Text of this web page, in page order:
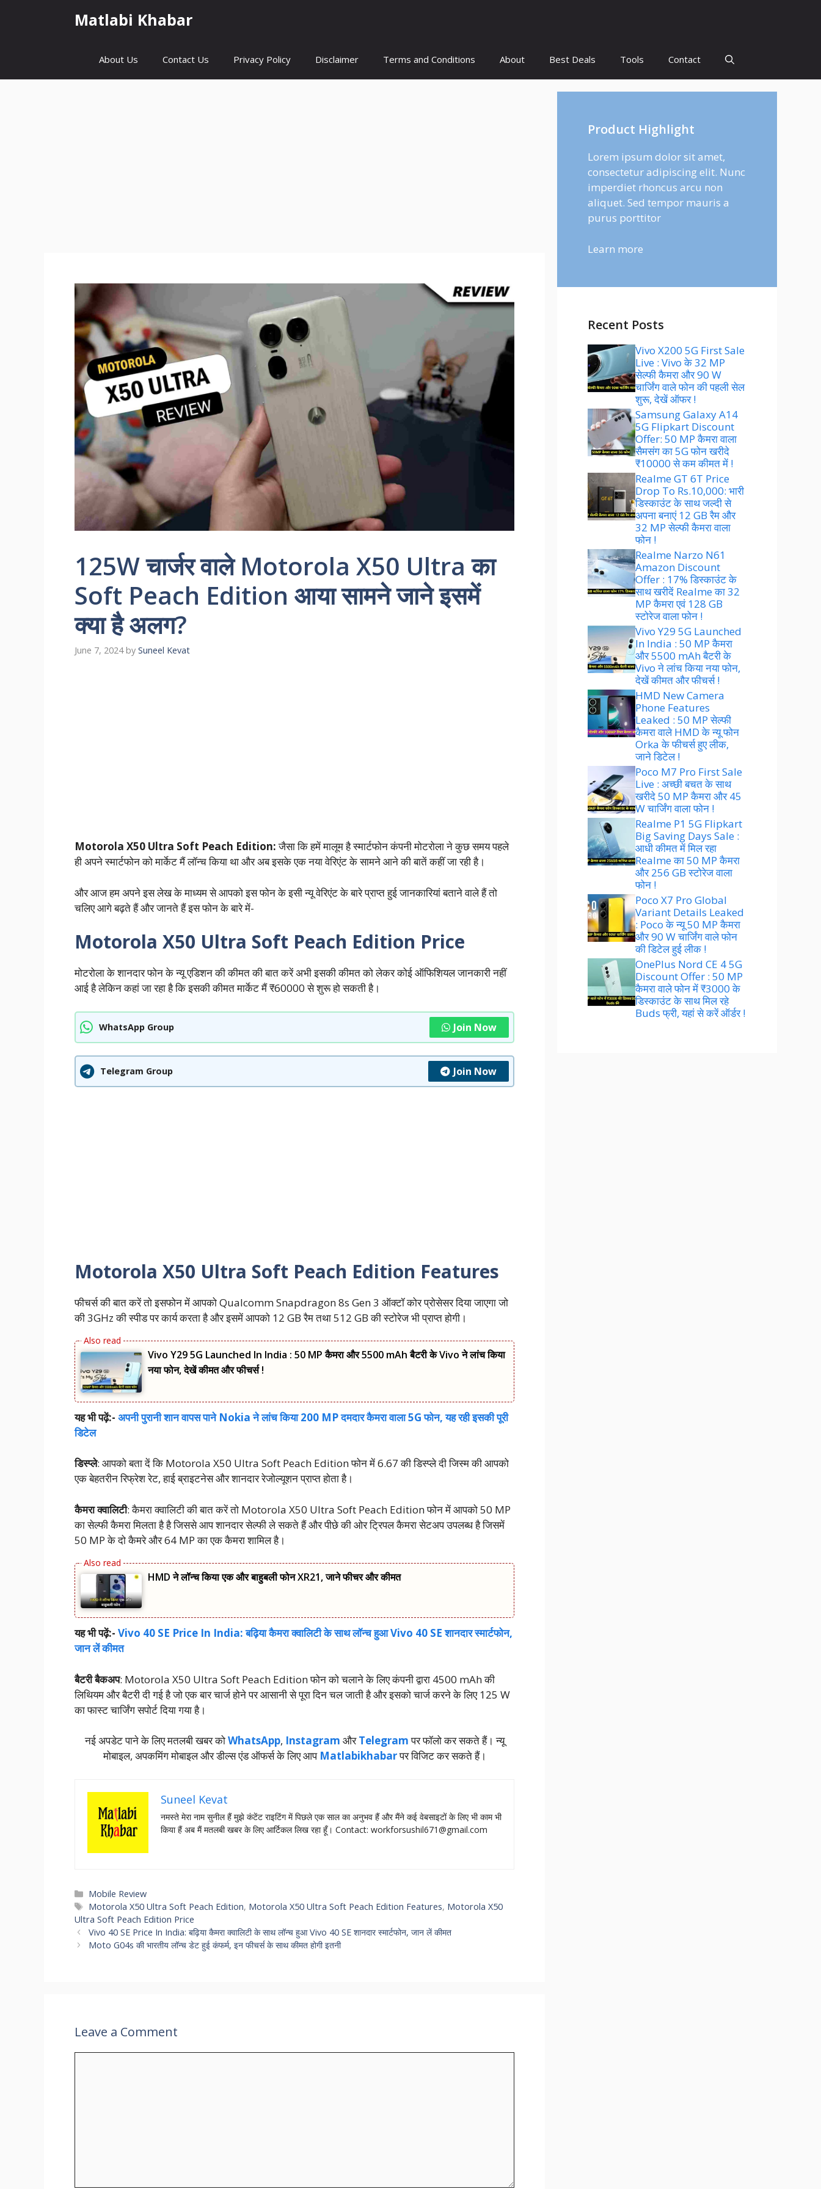
Matlabi Khabar
About Us Contact Us Privacy Policy Disclaimer Terms and Conditions About Best Deals Tools Contact
125W चार्जर वाले Motorola X50 Ultra का
Soft Peach Edition आया सामने जाने इसमें
क्या है अलग?
June 7, 2024 by Suneel Kevat
Motorola X50 Ultra Soft Peach Edition:जैसा कि हमें मालूम है स्मार्टफोन कंपनी मोटरोला ने कुछ समय पहले
ही अपने स्मार्टफोन को मार्केट मैं लॉन्च किया था और अब इसके एक नया वेरिएंट के सामने आने की बातें कहीं जा रही है।
और आज हम अपने इस लेख के माध्यम से आपको इस फोन के इसी न्यू वेरिएंट के बारे प्राप्त हुई जानकारियां बताने वाले हैं तो
चलिए आगे बढ़ते हैं और जानते हैं इस फोन के बारे में-
Motorola X50 Ultra Soft Peach Edition Price
मोटरोला के शानदार फोन के न्यू एडिशन की कीमत की बात करें अभी इसकी कीमत को लेकर कोई ऑफिशियल जानकारी नहीं
आई है लेकिन कहां जा रहा है कि इसकी कीमत मार्केट मैं ₹60000 से शुरू हो सकती है।
WhatsApp Group Join Now
Telegram Group Join Now
Motorola X50 Ultra Soft Peach Edition Features
फीचर्स की बात करें तो इसफोन में आपको Qualcomm Snapdragon 8s Gen 3 ऑक्टॉ कोर प्रोसेसर दिया जाएगा जो
की 3GHz की स्पीड पर कार्य करता है और इसमें आपको 12 GB रैम तथा 512 GB की स्टोरेज भी प्राप्त होगी।
Vivo Y29 5G Launched In India : 50 MP कैमरा और 5500 mAh बैटरी के Vivo ने लांच किया
नया फोन, देखें कीमत और फीचर्स !
यह भी पढ़ें:- अपनी पुरानी शान वापस पाने Nokia ने लांच किया 200 MP दमदार कैमरा वाला 5G फोन, यह रही इसकी पूरी
डिटेल
डिस्प्ले: आपको बता दें कि Motorola X50 Ultra Soft Peach Edition फोन में 6.67 की डिस्प्ले दी जिस्म की आपको
एक बेहतरीन रिफ्रेश रेट, हाई ब्राइटनेस और शानदार रेजोल्यूशन प्राप्त होता है।
कैमरा क्वालिटी: कैमरा क्वालिटी की बात करें तो Motorola X50 Ultra Soft Peach Edition फोन में आपको 50 MP
का सेल्फी कैमरा मिलता है है जिससे आप शानदार सेल्फी ले सकते हैं और पीछे की ओर ट्रिपल कैमरा सेटअप उपलब्ध है जिसमें
50 MP के दो कैमरे और 64 MP का एक कैमरा शामिल है।
HMD ने लॉन्च किया एक और बाहुबली फोन XR21, जाने फीचर और कीमत
यह भी पढ़ें:- Vivo 40 SE Price In India: बढ़िया कैमरा क्वालिटी के साथ लॉन्च हुआ Vivo 40 SE शानदार स्मार्टफोन,
जान लें कीमत
बैटरी बैकअप: Motorola X50 Ultra Soft Peach Edition फोन को चलाने के लिए कंपनी द्वारा 4500 mAh की
लिथियम और बैटरी दी गई है जो एक बार चार्ज होने पर आसानी से पूरा दिन चल जाती है और इसको चार्ज करने के लिए 125 W
का फास्ट चार्जिंग सपोर्ट दिया गया है।
नई अपडेट पाने के लिए मतलबी खबर कोWhatsApp, Instagram औरTelegramपर फॉलो कर सकते हैं। न्‍यू
मोबाइल, अपकमिंग मोबाइल और डील्‍स एंड ऑफर्स के लिए आप Matlabikhabarपर विजिट कर सकते हैं।
Suneel Kevat
नमस्‍ते मेरा नाम सुनील हैं मुझे कंटेंट राइटिंग में पिछले एक साल का अनुभव हैं और मैंने कई वेबसाइटों के लिए भी काम भी
किया हैं अब मैं मतलबी खबर के लिए आर्टिकल लिख रहा हूँ। Contact: workforsushil671@gmail.com
Categories
Mobile Review
Tags
Motorola X50 Ultra Soft Peach Edition, Motorola X50 Ultra Soft Peach Edition Features, Motorola X50
Ultra Soft Peach Edition Price
Vivo 40 SE Price In India: बढ़िया कैमरा क्वालिटी के साथ लॉन्च हुआ Vivo 40 SE शानदार स्मार्टफोन, जान लें कीमत
Moto G04s की भारतीय लॉन्च डेट हुई कंफर्म, इन फीचर्स के साथ कीमत होगी इतनी
Leave a Comment
Product Highlight
Lorem ipsum dolor sit amet,
consectetur adipiscing elit. Nunc
imperdiet rhoncus arcu non
aliquet. Sed tempor mauris a
purus porttitor
Learn more
Recent Posts
Vivo X200 5G First Sale
Live : Vivo के 32 MP
सेल्फी कैमरा और 90 W
चार्जिंग वाले फोन की पहली सेल
शुरू, देखें ऑफर !
Samsung Galaxy A14
5G Flipkart Discount
Offer: 50 MP कैमरा वाला
सैमसंग का 5G फोन खरीदे
₹10000 से कम कीमत में !
Realme GT 6T Price
Drop To Rs.10,000: भारी
डिस्काउंट के साथ जल्दी से
अपना बनाएं 12 GB रैम और
32 MP सेल्फी कैमरा वाला
फोन !
Realme Narzo N61
Amazon Discount
Offer : 17% डिस्काउंट के
साथ खरीदें Realme का 32
MP कैमरा एवं 128 GB
स्टोरेज वाला फोन !
Vivo Y29 5G Launched
In India : 50 MP कैमरा
और 5500 mAh बैटरी के
Vivo ने लांच किया नया फोन,
देखें कीमत और फीचर्स !
HMD New Camera
Phone Features
Leaked : 50 MP सेल्फी
कैमरा वाले HMD के न्यू फोन
Orka के फीचर्स हुए लीक,
जाने डिटेल !
Poco M7 Pro First Sale
Live : अच्छी बचत के साथ
खरीदे 50 MP कैमरा और 45
W चार्जिंग वाला फोन !
Realme P1 5G Flipkart
Big Saving Days Sale :
आधी कीमत में मिल रहा
Realme का 50 MP कैमरा
और 256 GB स्टोरेज वाला
फोन !
Poco X7 Pro Global
Variant Details Leaked
: Poco के न्यू 50 MP कैमरा
और 90 W चार्जिंग वाले फोन
की डिटेल हुई लीक !
OnePlus Nord CE 4 5G
Discount Offer : 50 MP
कैमरा वाले फोन में ₹3000 के
डिस्काउंट के साथ मिल रहे
Buds फ्री, यहां से करें ऑर्डर !